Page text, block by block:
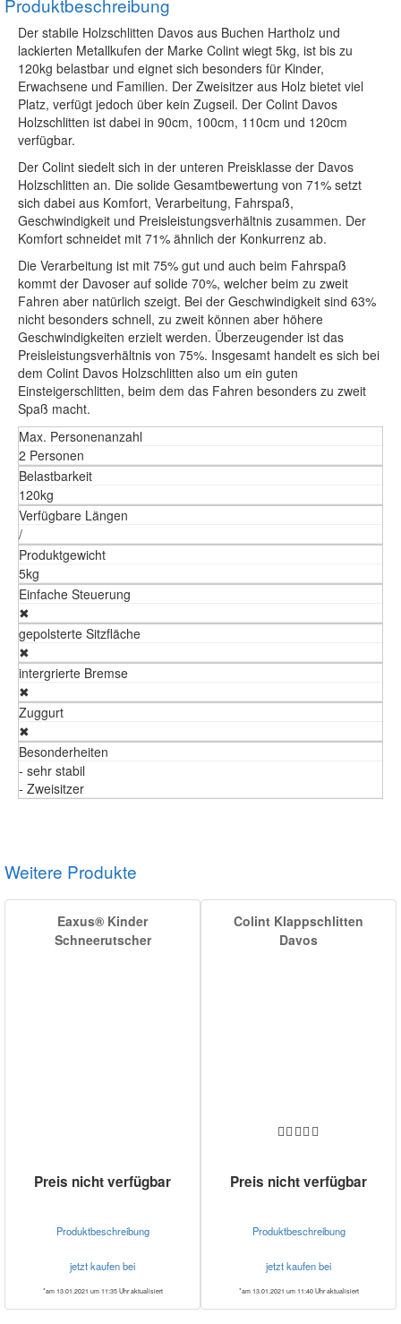
Der stabile Holzschlitten Davos aus Buchen Hartholz und
lackierten Metallkufen der Marke Colint wiegt 5kg, ist bis zu
120kg belastbar und eignet sich besonders für Kinder,
Erwachsene und Familien. Der Zweisitzer aus Holz bietet viel
Platz, verfügt jedoch über kein Zugseil. Der Colint Davos
Holzschlitten ist dabei in 90cm, 100cm, 110cm und 120cm
verfügbar.
Der Colint siedelt sich in der unteren Preisklasse der Davos
Holzschlitten an. Die solide Gesamtbewertung von 71% setzt
sich dabei aus Komfort, Verarbeitung, Fahrspaß,
Geschwindigkeit und Preisleistungsverhältnis zusammen. Der
Komfort schneidet mit 71% ähnlich der Konkurrenz ab.
Die Verarbeitung ist mit 75% gut und auch beim Fahrspaß
kommt der Davoser auf solide 70%, welcher beim zu zweit
Fahren aber natürlich szeigt. Bei der Geschwindigkeit sind 63%
nicht besonders schnell, zu zweit können aber höhere
Geschwindigkeiten erzielt werden. Überzeugender ist das
Preisleistungsverhältnis von 75%. Insgesamt handelt es sich bei
dem Colint Davos Holzschlitten also um ein guten
Einsteigerschlitten, beim dem das Fahren besonders zu zweit
Spaß macht.
Max. Personenanzahl
2 Personen
Belastbarkeit
120kg
Verfügbare Längen
/
Produktgewicht
5kg
Einfache Steuerung
✖
gepolsterte Sitzfläche
✖
intergrierte Bremse
✖
Zuggurt
✖
Besonderheiten
- sehr stabil
- Zweisitzer
Weitere Produkte
Eaxus® Kinder
Schneerutscher
Preis nicht verfügbar
Produktbeschreibung
jetzt kaufen bei
*am 13.01.2021 um 11:35 Uhr aktualisiert
Colint Klappschlitten
Davos
Preis nicht verfügbar
Produktbeschreibung
jetzt kaufen bei
*am 13.01.2021 um 11:40 Uhr aktualisiert